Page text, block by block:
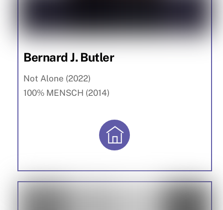
Bernard J. Butler
Not Alone (2022)
100% MENSCH (2014)